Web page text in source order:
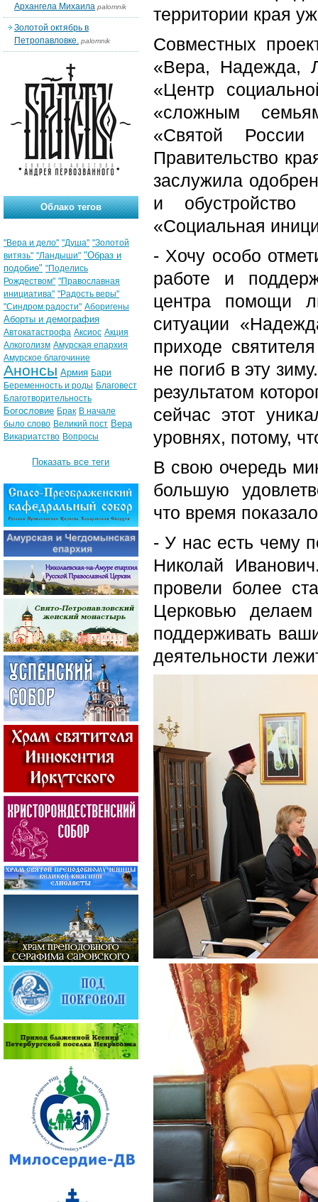
территории края
Совместных
«Вера, Надежда,
«Центр
«сложным
«Святой России
Правительство
заслужила
и
«Социальная
- Хочу особо
работе и
центра помощи
ситуации
приходе
не погиб в эту
результатом
сейчас этот
уровнях, потому,
В свою очередь
большую
что время
- У нас есть чему
Николай
провели более
Церковью
поддерживать
деятельности
Архангела Михаила palomnik
Золотой октябрь в
Петропавловке. palomnik
Облако тегов
"Вера и дело" "Душа" "Золотой
витязь" "Ландыши" "Образ и
подобие" "Поделись
Рождеством" "Православная
инициатива" "Радость веры"
"Синдром радости" Аборигены
Аборты и демография
Автокатастрофа Аксиос Акция
Алкоголизм Амурская епархия
Амурское благочиние
Анонсы Армия Бари
Беременность и роды Благовест
Благотворительность
Богословие Брак В начале
было слово Великий пост Вера
Викариатство Вопросы
Показать все теги